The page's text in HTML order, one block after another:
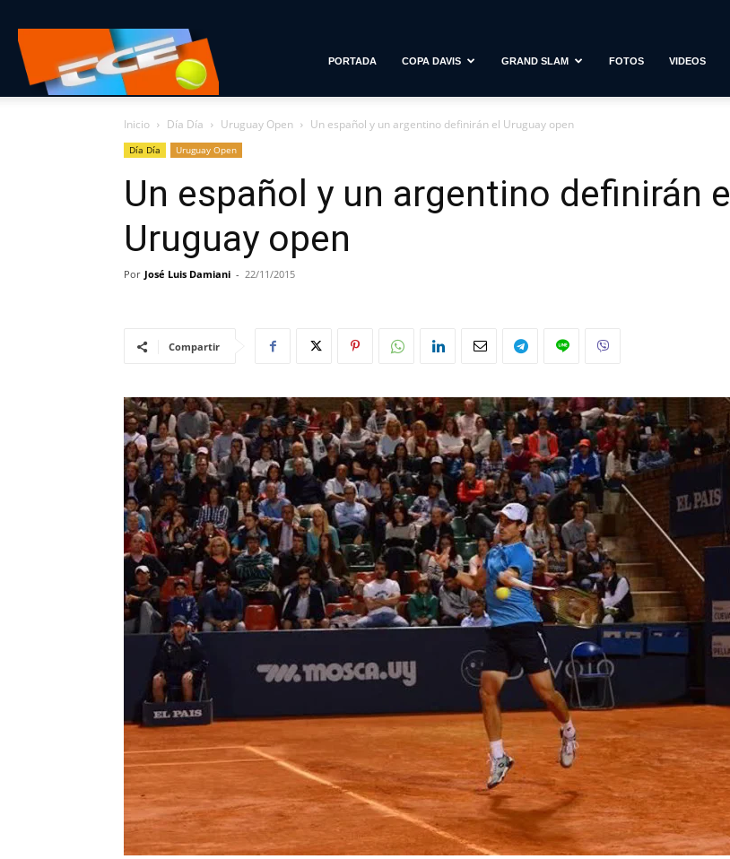
con
Estilo
PORTADA COPA DAVIS GRAND SLAM FOTOS VIDEOS
Inicio Día Día Uruguay Open Un español y un argentino definirán el Uruguay open
Día Día Uruguay Open
Un español y un argentino definirán el
Uruguay open
Por José Luis Damiani - 22/11/2015
Compartir